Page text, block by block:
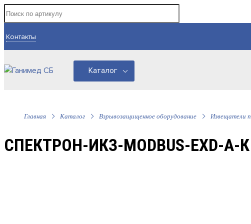
Контакты
Каталог
Главная Каталог Взрывозащищенное оборудование Извещатели
СПЕКТРОН-ИКЗ-MODBUS-EXD-А-К